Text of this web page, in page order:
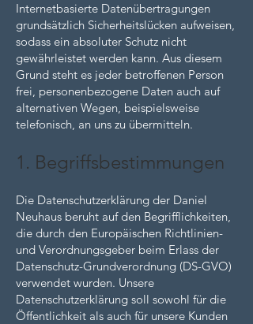
Internetbasierte Datenübertragungen
grundsätzlich Sicherheitslücken aufweisen,
sodass ein absoluter Schutz nicht
gewährleistet werden kann. Aus diesem
Grund steht es jeder betroffenen Person
frei, personenbezogene Daten auch auf
alternativen Wegen, beispielsweise
telefonisch, an uns zu übermitteln.
1. Begriffsbestimmungen
Die Datenschutzerklärung der Daniel
Neuhaus beruht auf den Begrifflichkeiten,
die durch den Europäischen Richtlinien-
und Verordnungsgeber beim Erlass der
Datenschutz-Grundverordnung (DS-GVO)
verwendet wurden. Unsere
Datenschutzerklärung soll sowohl für die
Öffentlichkeit als auch für unsere Kunden